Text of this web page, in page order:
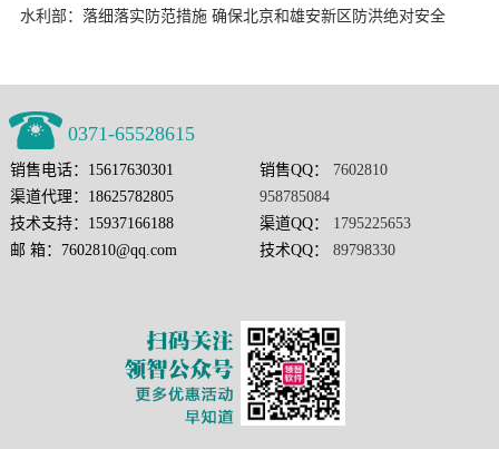
水利部：落细落实防范措施 确保北京和雄安新区防洪绝对安全
0371-65528615
销售电话：15617630301
渠道代理：18625782805
技术支持：15937166188
邮 箱：7602810@qq.com
销售QQ： 7602810
958785084
渠道QQ： 1795225653
技术QQ： 89798330